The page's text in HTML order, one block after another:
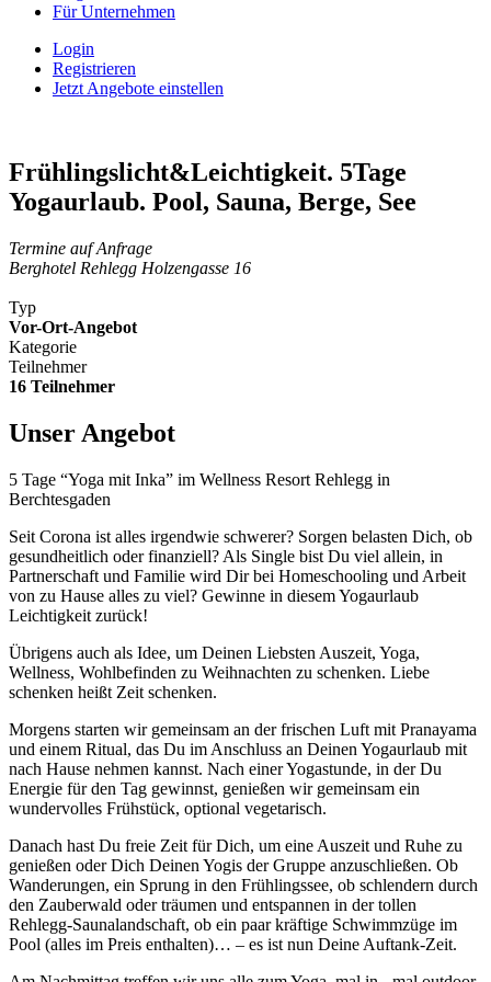
Für Unternehmen
Login
Registrieren
Jetzt Angebote einstellen
Frühlingslicht&Leichtigkeit. 5Tage
Yogaurlaub. Pool, Sauna, Berge, See
Termine auf Anfrage
Berghotel Rehlegg Holzengasse 16
Typ
Vor-Ort-Angebot
Kategorie
Teilnehmer
16 Teilnehmer
Unser Angebot
5 Tage “Yoga mit Inka” im Wellness Resort Rehlegg in
Berchtesgaden
Seit Corona ist alles irgendwie schwerer? Sorgen belasten Dich, ob
gesundheitlich oder finanziell? Als Single bist Du viel allein, in
Partnerschaft und Familie wird Dir bei Homeschooling und Arbeit
von zu Hause alles zu viel? Gewinne in diesem Yogaurlaub
Leichtigkeit zurück!
Übrigens auch als Idee, um Deinen Liebsten Auszeit, Yoga,
Wellness, Wohlbefinden zu Weihnachten zu schenken. Liebe
schenken heißt Zeit schenken.
Morgens starten wir gemeinsam an der frischen Luft mit Pranayama
und einem Ritual, das Du im Anschluss an Deinen Yogaurlaub mit
nach Hause nehmen kannst. Nach einer Yogastunde, in der Du
Energie für den Tag gewinnst, genießen wir gemeinsam ein
wundervolles Frühstück, optional vegetarisch.
Danach hast Du freie Zeit für Dich, um eine Auszeit und Ruhe zu
genießen oder Dich Deinen Yogis der Gruppe anzuschließen. Ob
Wanderungen, ein Sprung in den Frühlingssee, ob schlendern durch
den Zauberwald oder träumen und entspannen in der tollen
Rehlegg-Saunalandschaft, ob ein paar kräftige Schwimmzüge im
Pool (alles im Preis enthalten)… – es ist nun Deine Auftank-Zeit.